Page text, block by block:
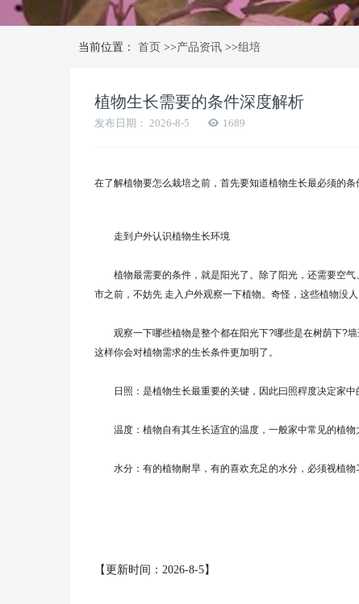
当前位置： 首页 >>产品资讯 >>组培
植物生长需要的条件深度解析
发布日期： 2026-8-5 1689
在了解植物要怎么栽培之前，首先要知道植物生长最必须的
走到户外认识植物生长环境
植物最需要的条件，就是阳光了。除了阳光，还需要空气
市之前，不妨先 走入户外观察一下植物。奇怪，这些植物没
观察一下哪些植物是整个都在阳光下?哪些是在树荫下?墙
这样你会对植物需求的生长条件更加明了。
日照：是植物生长最重要的关键，因此曰照稈度决定家中
温度：植物自有其生长适宜的温度，一般家中常见的植物
水分：有的植物耐旱，有的喜欢充足的水分，必须视植物
【更新时间：2026-8-5】